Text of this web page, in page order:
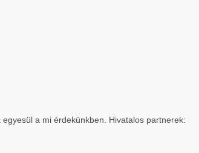
a mi érdekünkben. Hivatalos partnerek: